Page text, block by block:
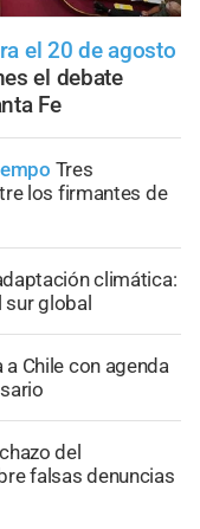
el 20 de agosto
el debate
Fe
Tres
los firmantes de
climática:
sur global
a Chile con agenda
del
falsas denuncias